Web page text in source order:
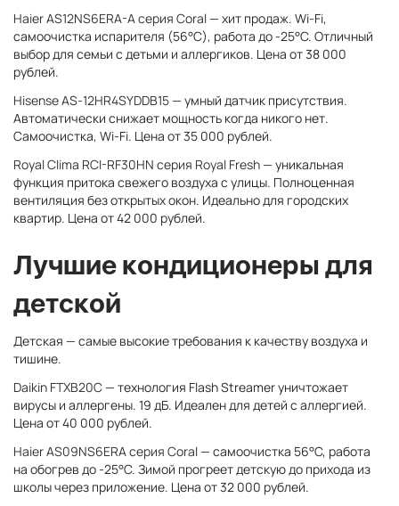
Haier AS12NS6ERA-A серия Coral— хит продаж. Wi-Fi,
самоочистка испарителя (56°C), работа до -25°C. Отличный
выбор для семьи с детьми и аллергиков. Цена от 38 000
рублей.
Hisense AS-12HR4SYDDB15— умный датчик присутствия.
Автоматически снижает мощность когда никого нет.
Самоочистка, Wi-Fi. Цена от 35 000 рублей.
Royal Clima RCI-RF30HN серия Royal Fresh— уникальная
функция притока свежего воздуха с улицы. Полноценная
вентиляция без открытых окон. Идеально для городских
квартир. Цена от 42 000 рублей.
Лучшие кондиционеры для
детской
Детская — самые высокие требования к качеству воздуха и
тишине.
Daikin FTXB20C— технология Flash Streamer уничтожает
вирусы и аллергены. 19 дБ. Идеален для детей с аллергией.
Цена от 40 000 рублей.
Haier AS09NS6ERA серия Coral— самоочистка 56°C, работа
на обогрев до -25°C. Зимой прогреет детскую до прихода из
школы через приложение. Цена от 32 000 рублей.